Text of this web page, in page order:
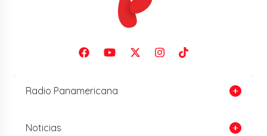
Radio Panamericana
Noticias